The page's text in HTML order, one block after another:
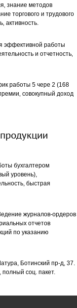
знание методов
торгового и трудового
активность.
эффективной работы
и отчетность‚
работы 5 чере 2 (168
совокупный доход
бухгалтером
уровень),
быстрая
журналов-ордеров
отчетов
по указанию
Ботинский пр-д, 37.
полный соц. пакет.